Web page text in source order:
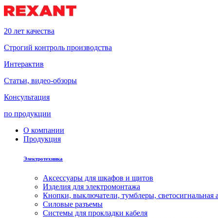
20 лет качества
Строгий контроль производства
Интерактив
Статьи, видео-обзоры
Консультация
по продукции
О компании
Продукция
Электротехника
Аксессуары для шкафов и щитов
Изделия для электромонтажа
Кнопки, выключатели, тумблеры, светосигнальная
Силовые разъемы
Системы для прокладки кабеля